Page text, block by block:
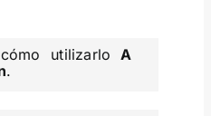
utilizarlo A
.